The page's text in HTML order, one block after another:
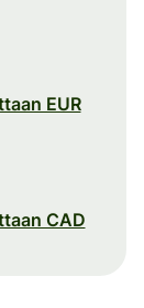
EUR
CAD